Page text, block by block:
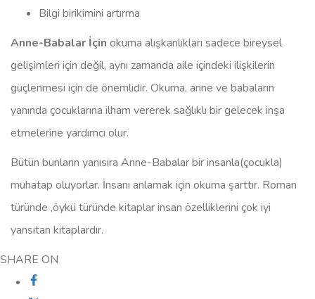
Bilgi birikimini artırma
Anne-Babalar İçin okuma alışkanlıkları sadece bireysel
gelişimleri için değil, aynı zamanda aile içindeki ilişkilerin
güçlenmesi için de önemlidir. Okuma, anne ve babaların
yanında çocuklarına ilham vererek sağlıklı bir gelecek inşa
etmelerine yardımcı olur.
Bütün bunların yanısıra Anne-Babalar bir insanla(çocukla)
muhatap oluyorlar. İnsanı anlamak için okuma şarttır. Roman
türünde ,öykü türünde kitaplar insan özelliklerini çok iyi
yansıtan kitaplardır.
SHARE ON